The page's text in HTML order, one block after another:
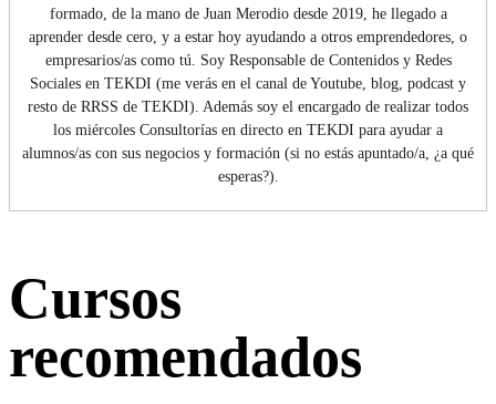
formado, de la mano de Juan Merodio desde 2019, he llegado a
aprender desde cero, y a estar hoy ayudando a otros emprendedores, o
empresarios/as como tú. Soy Responsable de Contenidos y Redes
Sociales en TEKDI (me verás en el canal de Youtube, blog, podcast y
resto de RRSS de TEKDI). Además soy el encargado de realizar todos
los miércoles Consultorías en directo en TEKDI para ayudar a
alumnos/as con sus negocios y formación (si no estás apuntado/a, ¿a qué
esperas?).
Cursos
recomendados